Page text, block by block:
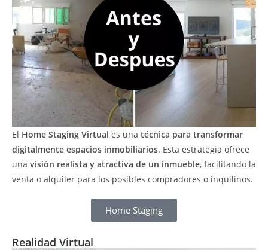
El Home Staging Virtual es una técnica para transformar
digitalmente espacios inmobiliarios. Esta estrategia ofrece
una visión realista y atractiva de un inmueble, facilitando la
venta o alquiler para los posibles compradores o inquilinos.
Home Staging
Realidad Virtual